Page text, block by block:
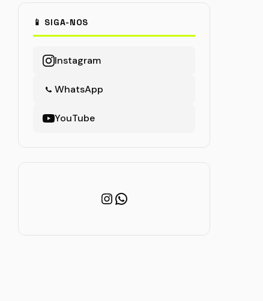
📱 SIGA-NOS
Instagram
WhatsApp
YouTube
Instagram
WhatsApp